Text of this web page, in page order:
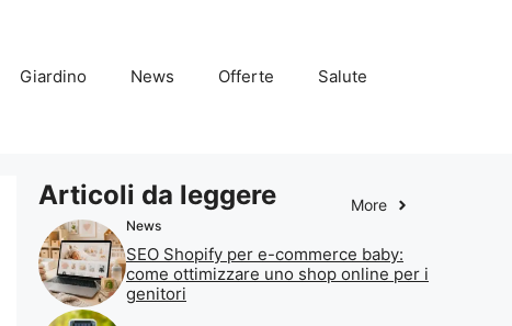
Giardino News Offerte Salute
Articoli da leggere More
News
SEO Shopify per e-commerce baby:
come ottimizzare uno shop online per i
genitori